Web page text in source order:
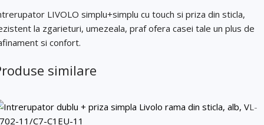
*
(cantitate, termen, alte detalii)
LIVOLO simplu+simplu cu touch si priza din sticla,
la zgarieturi, umezeala, praf ofera casei tale un plus de
si confort.
similare